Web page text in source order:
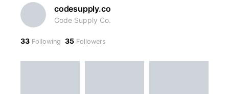
codesupply.co
Code Supply Co.
33 Following 35 Followers